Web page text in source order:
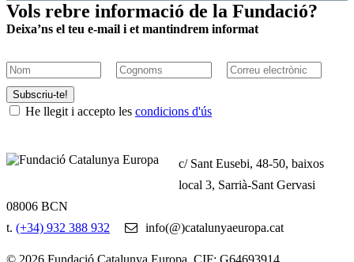
Vols rebre informació de la Fundació?
Deixa’ns el teu e-mail i et mantindrem informat
Subscriu-te!
He llegit i accepto les condicions d'ús
c/ Sant Eusebi, 48-50, baixos
local 3, Sarrià-Sant Gervasi
08006 BCN
t. (+34) 932 388 932 info(@)catalunyaeuropa.cat
© 2026 Fundació Catalunya Europa. CIF: G64693914.